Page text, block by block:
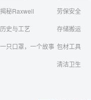
揭秘Raxwell
历史与工艺
一只口罩，一个故事
劳保安全
存储搬运
包材工具
清洁卫生